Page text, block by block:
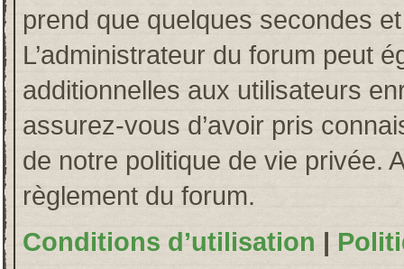
prend que quelques secondes
L’administrateur du forum peut
additionnelles aux utilisateurs
assurez-vous d’avoir pris
de notre politique de vie privée.
règlement du forum.
Conditions d’utilisation |